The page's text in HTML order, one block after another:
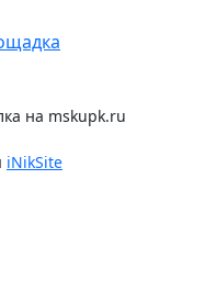
на mskupk.ru
iNikSite